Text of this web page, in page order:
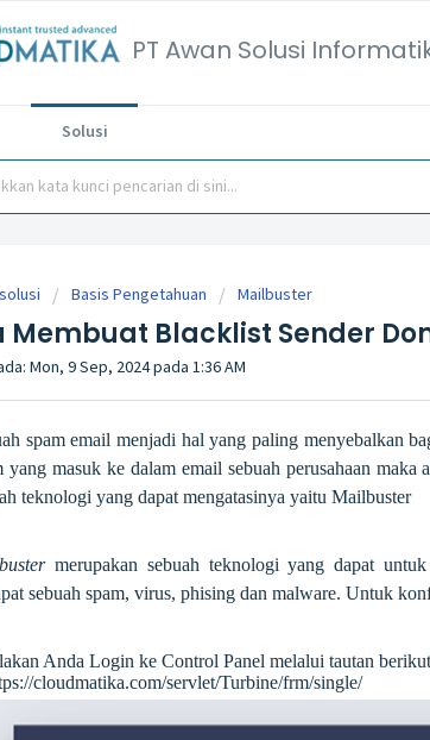
PT Awan Solusi
Solusi
Basis Pengetahuan Mailbuster
Membuat Blacklist Sender
Mon, 9 Sep, 2024 pada 1:36 AM
spam email menjadi hal yang paling menyebalkan
yang masuk ke dalam email sebuah perusahaan maka
teknologi yang dapat mengatasinya yaitu Mailbuster
merupakan sebuah teknologi yang dapat
sebuah spam, virus, phising dan malware. Untuk
Anda Login ke Control Panel melalui tautan
cloudmatika.com/servlet/Turbine/frm/single/